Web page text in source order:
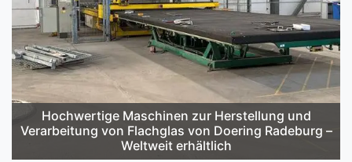
Hochwertige Maschinen zur Herstellung und
Verarbeitung von Flachglas von Doering Radeburg –
Weltweit erhältlich